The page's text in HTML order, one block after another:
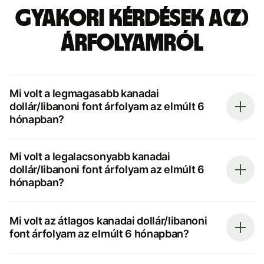
Gyakori kérdések a(z)
árfolyamról
Mi volt a legmagasabb kanadai
dollár/libanoni font árfolyam az elmúlt 6
hónapban?
Mi volt a legalacsonyabb kanadai
dollár/libanoni font árfolyam az elmúlt 6
hónapban?
Mi volt az átlagos kanadai dollár/libanoni
font árfolyam az elmúlt 6 hónapban?